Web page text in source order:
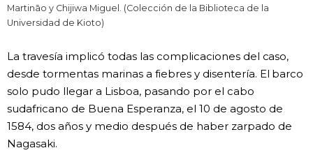
Martināo y Chijiwa Miguel. (Colección de la Biblioteca de la
Universidad de Kioto)
La travesía implicó todas las complicaciones del caso,
desde tormentas marinas a fiebres y disentería. El barco
solo pudo llegar a Lisboa, pasando por el cabo
sudafricano de Buena Esperanza, el 10 de agosto de
1584, dos años y medio después de haber zarpado de
Nagasaki.